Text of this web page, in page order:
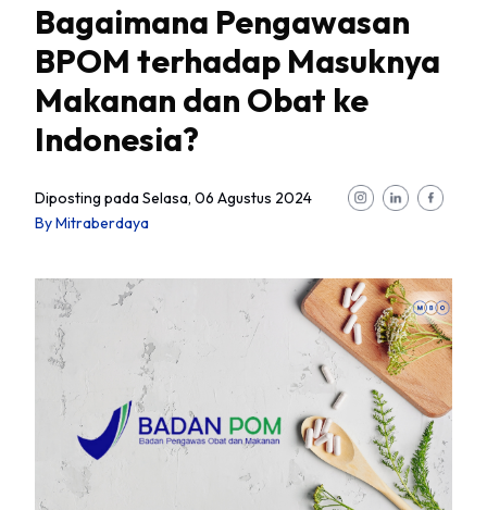
Bagaimana Pengawasan
BPOM terhadap Masuknya
Makanan dan Obat ke
Indonesia?
Diposting padaSelasa, 06 Agustus 2024
ByMitraberdaya